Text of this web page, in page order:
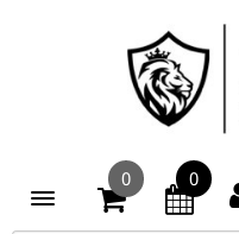
Toggle navigation
0 0